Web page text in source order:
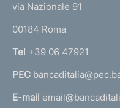
r
n
a
l
via Nazionale 91
00184 Roma
Tel +39 06 47921
PEC
E-mail